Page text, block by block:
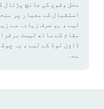
استقبال کے معیار پر
مقام کے ساتھ ٹیسٹ
ہے۔